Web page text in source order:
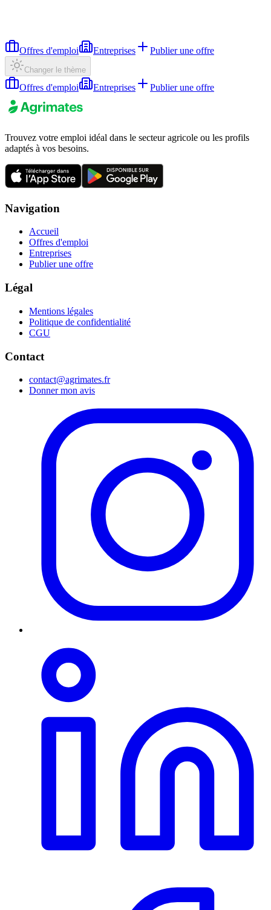
Offres d'emploi Entreprises Publier une offre
Changer le thème
Offres d'emploi Entreprises Publier une offre
Trouvez votre emploi idéal dans le secteur agricole ou les profils
adaptés à vos besoins.
Navigation
Accueil
Offres d'emploi
Entreprises
Publier une offre
Légal
Mentions légales
Politique de confidentialité
CGU
Contact
contact@agrimates.fr
Donner mon avis